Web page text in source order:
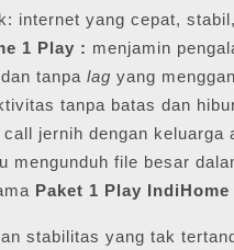
internet yang cepat,
1 Play : menjamin
tanpa lag yang
tanpa batas dan
jernih dengan keluarga
mengunduh file besar
Paket 1 Play IndiHome
stabilitas yang tak